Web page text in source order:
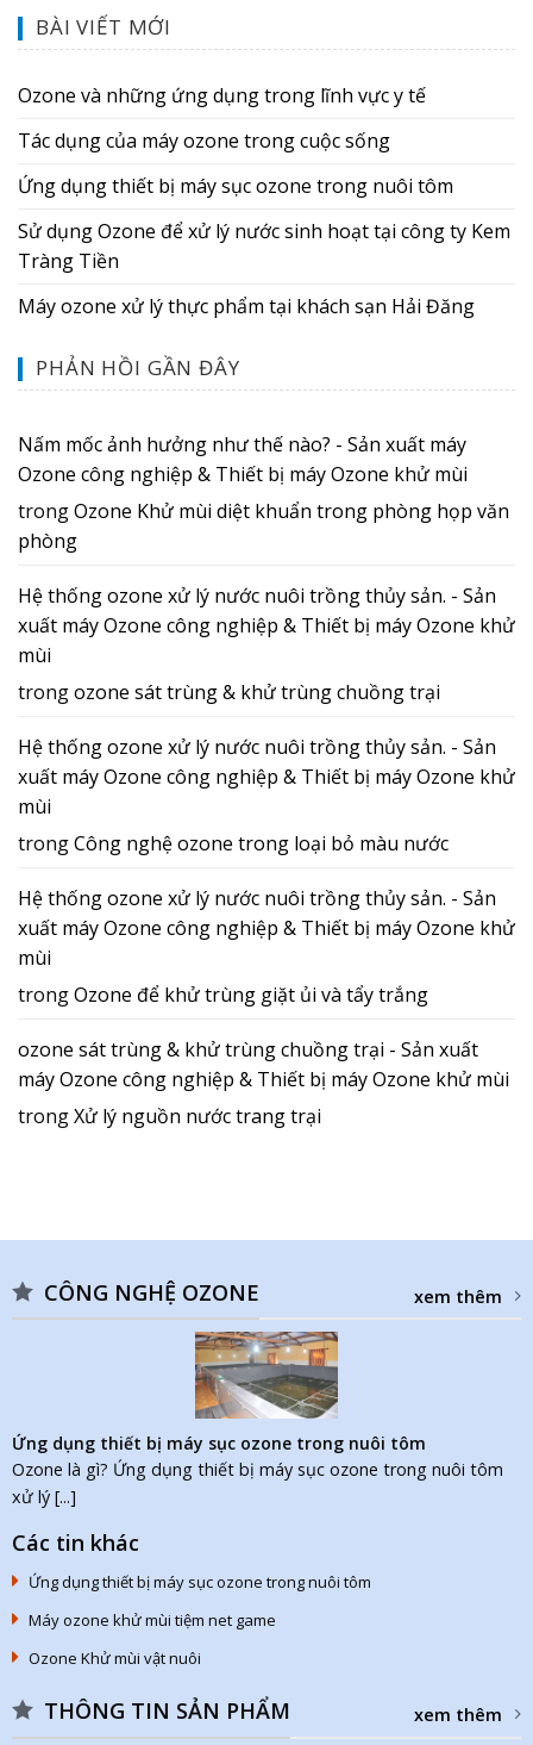
BÀI VIẾT MỚI
Ozone và những ứng dụng trong lĩnh vực y tế
Tác dụng của máy ozone trong cuộc sống
Ứng dụng thiết bị máy sục ozone trong nuôi tôm
Sử dụng Ozone để xử lý nước sinh hoạt tại công ty Kem
Tràng Tiền
Máy ozone xử lý thực phẩm tại khách sạn Hải Đăng
PHẢN HỒI GẦN ĐÂY
Nấm mốc ảnh hưởng như thế nào? - Sản xuất máy
Ozone công nghiệp & Thiết bị máy Ozone khử mùi
trongOzone Khử mùi diệt khuẩn trong phòng họp văn
phòng
Hệ thống ozone xử lý nước nuôi trồng thủy sản. - Sản
xuất máy Ozone công nghiệp & Thiết bị máy Ozone khử
mùi
trongozone sát trùng & khử trùng chuồng trại
Hệ thống ozone xử lý nước nuôi trồng thủy sản. - Sản
xuất máy Ozone công nghiệp & Thiết bị máy Ozone khử
mùi
trongCông nghệ ozone trong loại bỏ màu nước
Hệ thống ozone xử lý nước nuôi trồng thủy sản. - Sản
xuất máy Ozone công nghiệp & Thiết bị máy Ozone khử
mùi
trongOzone để khử trùng giặt ủi và tẩy trắng
ozone sát trùng & khử trùng chuồng trại - Sản xuất
máy Ozone công nghiệp & Thiết bị máy Ozone khử mùi
trongXử lý nguồn nước trang trại
CÔNG NGHỆ OZONE xem thêm
Ứng dụng thiết bị máy sục ozone trong nuôi tôm
Ozone là gì? Ứng dụng thiết bị máy sục ozone trong nuôi tôm
xử lý [...]
Các tin khác
Ứng dụng thiết bị máy sục ozone trong nuôi tôm
Máy ozone khử mùi tiệm net game
Ozone Khử mùi vật nuôi
THÔNG TIN SẢN PHẨM xem thêm